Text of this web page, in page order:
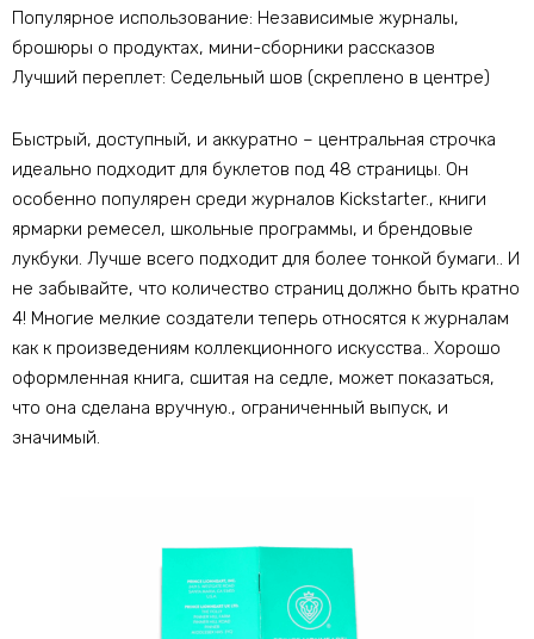
Популярное использование: Независимые журналы,
брошюры о продуктах, мини-сборники рассказов
Лучший переплет: Седельный шов (скреплено в центре)
Быстрый, доступный, и аккуратно – центральная строчка
идеально подходит для буклетов под 48 страницы. Он
особенно популярен среди журналов Kickstarter., книги
ярмарки ремесел, школьные программы, и брендовые
лукбуки. Лучше всего подходит для более тонкой бумаги.. И
не забывайте, что количество страниц должно быть кратно
4! Многие мелкие создатели теперь относятся к журналам
как к произведениям коллекционного искусства.. Хорошо
оформленная книга, сшитая на седле, может показаться,
что она сделана вручную., ограниченный выпуск, и
значимый.